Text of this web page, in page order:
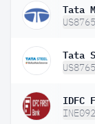
Tata
Tata
IDFC